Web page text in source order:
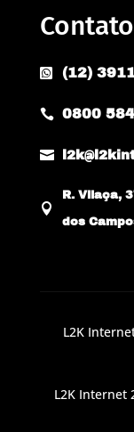
 (12)
 0800


R. Vilaça,
dos
L2K
L2K Internet